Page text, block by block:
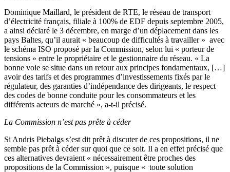
Dominique Maillard, le président de RTE, le réseau de transport
d’électricité français, filiale à 100% de EDF depuis septembre 2005,
a ainsi déclaré le 3 décembre, en marge d’un déplacement dans les
pays Baltes, qu’il aurait « beaucoup de difficultés à travailler » avec
le schéma ISO proposé par la Commission, selon lui « porteur de
tensions » entre le propriétaire et le gestionnaire du réseau. « La
bonne voie se situe dans un retour aux principes fondamentaux, […]
avoir des tarifs et des programmes d’investissements fixés par le
régulateur, des garanties d’indépendance des dirigeants, le respect
des codes de bonne conduite pour les consommateurs et les
différents acteurs de marché », a-t-il précisé.
La Commission n’est pas prête à céder
Si Andris Piebalgs s’est dit prêt à discuter de ces propositions, il ne
semble pas prêt à céder sur quoi que ce soit. Il a en effet précisé que
ces alternatives devraient « nécessairement être proches des
propositions de la Commission », puisque « toute solution